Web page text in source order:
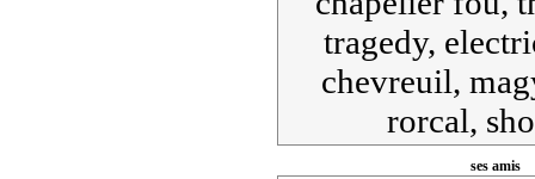
tragedy,
chevreuil,
rorcal,
ses amis